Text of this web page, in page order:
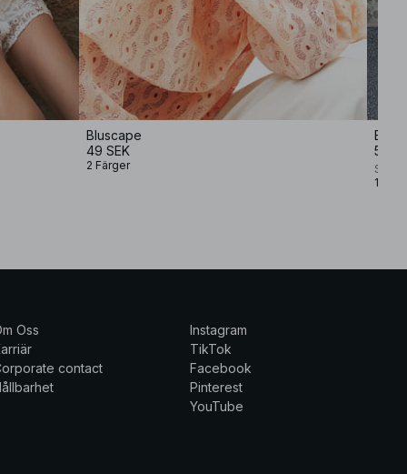
Bluscape
49 SEK
2 Färger
Blus
599
1 Färg
Oss
contact
Instagram
TikTok
Facebook
Pinterest
YouTube